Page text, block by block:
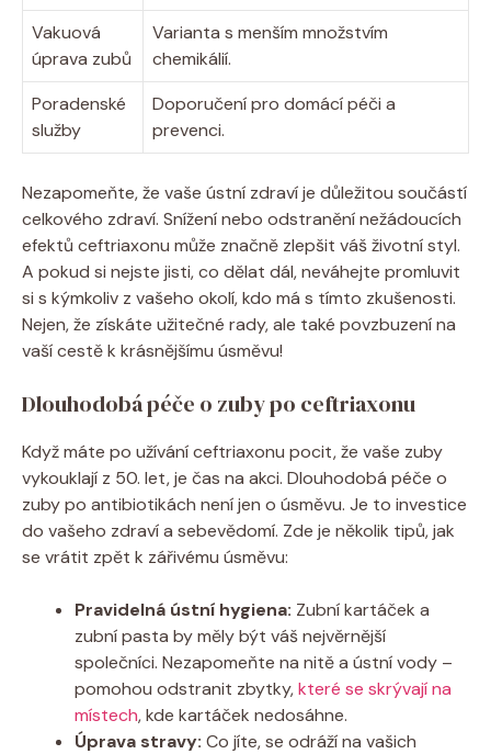
Vakuová
úprava zubů
Varianta s menším množstvím
chemikálií.
Poradenské
služby
Doporučení pro domácí péči a
prevenci.
Nezapomeňte, že vaše ústní zdraví je důležitou součástí
celkového zdraví. Snížení nebo odstranění nežádoucích
efektů ceftriaxonu může značně zlepšit váš životní styl.
A pokud si nejste jisti, co dělat dál, neváhejte promluvit
si s kýmkoliv z vašeho okolí, kdo má s tímto zkušenosti.
Nejen, že získáte užitečné rady, ale také povzbuzení na
vaší cestě k krásnějšímu úsměvu!
Dlouhodobá péče o zuby po ceftriaxonu
Když máte po užívání ceftriaxonu pocit, že vaše zuby
vykouklají z 50. let, je čas na akci. Dlouhodobá péče o
zuby po antibiotikách není jen o úsměvu. Je to investice
do vašeho zdraví a sebevědomí. Zde je několik tipů, jak
se vrátit zpět k zářivému úsměvu:
Pravidelná ústní hygiena: Zubní kartáček a
zubní pasta by měly být váš nejvěrnější
společníci. Nezapomeňte na nitě a ústní vody –
pomohou odstranit zbytky,které se skrývají na
místech, kde kartáček nedosáhne.
Úprava stravy: Co jíte, se odráží na vašich